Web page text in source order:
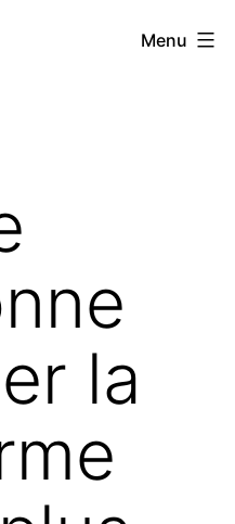
Menu
la